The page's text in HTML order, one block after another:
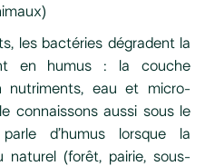
les bactéries dégradent la
en humus : la couche
nutriments, eau et micro-
connaissons aussi sous le
d’humus lorsque la
naturel (forêt, pairie, sous-